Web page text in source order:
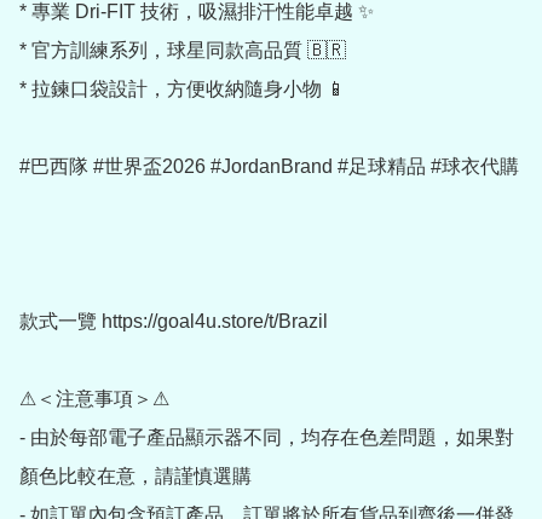
* 專業 Dri-FIT 技術，吸濕排汗性能卓越 ✨
* 官方訓練系列，球星同款高品質 🇧🇷
* 拉鍊口袋設計，方便收納隨身小物 📱
#巴西隊 #世界盃2026 #JordanBrand #足球精品 #球衣代購
款式一覽 https://goal4u.store/t/Brazil
⚠＜注意事項＞⚠
- 由於每部電子產品顯示器不同，均存在色差問題，如果對
顏色比較在意，請謹慎選購